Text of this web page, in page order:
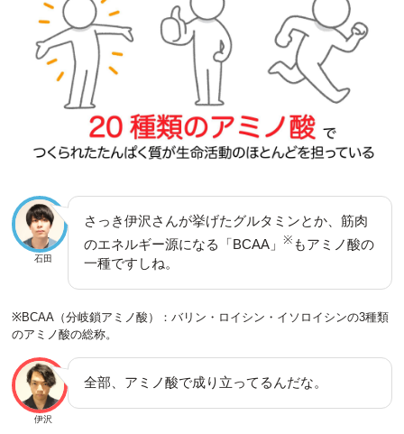
石田
さっき伊沢さんが挙げたグルタミンとか、筋肉
のエネルギー源になる「BCAA」※ もアミノ酸の
一種ですしね。
※BCAA（分岐鎖アミノ酸）：バリン・ロイシン・イソロイシンの3種類
のアミノ酸の総称。
伊沢
全部、アミノ酸で成り立ってるんだな。